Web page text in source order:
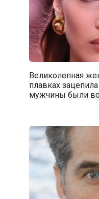
Великолепная
плавках
мужчины были